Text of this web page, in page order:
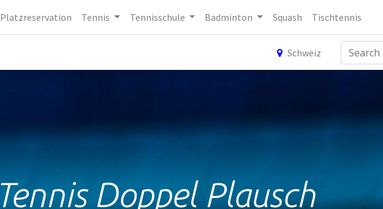
Platzreservation Tennis Tennisschule Badminton Squash Tischtennis
Schweiz
Tennis Doppel Plausch